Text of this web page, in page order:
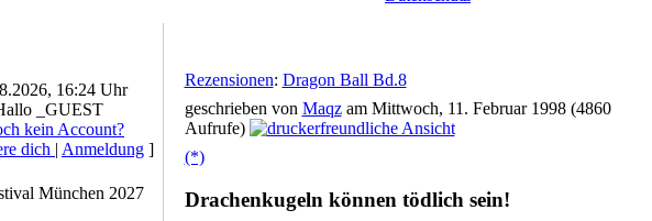
16:24 Uhr
_GUEST
kein Account?
dich | Anmeldung ]
München 2027
Rezensionen: Dragon Ball Bd.8
geschrieben von Maqzam Mittwoch, 11. Februar 1998 (4860
Aufrufe)
(*)
Drachenkugeln können tödlich sein!